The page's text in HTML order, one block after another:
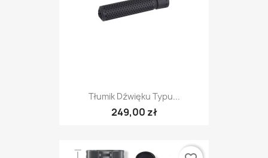
Tłumik Dźwięku Typu...
249,00 zł